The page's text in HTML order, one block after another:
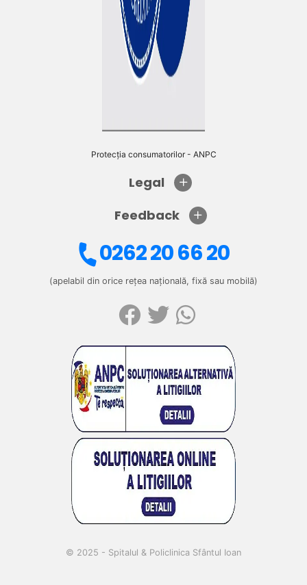
Protecția consumatorilor - ANPC
Legal
Feedback
0262 20 66 20
(apelabil din orice rețea națională, fixă sau mobilă)
© 2025 - Spitalul & Policlinica Sfântul Ioan